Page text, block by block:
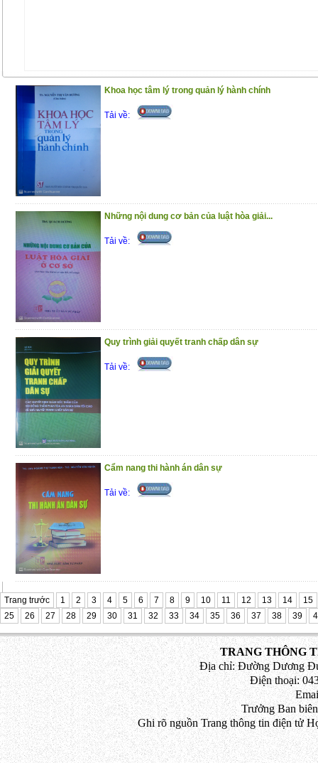
Khoa học tâm lý trong quản lý hành chính
Tải về:
Những nội dung cơ bản của luật hòa giải...
Tải về:
Quy trình giải quyết tranh chấp dân sự
Tải về:
Cẩm nang thi hành án dân sự
Tải về:
Trang trước 1 2 3 4 5 6 7 8 9 10 11 12 13 14
15
25
26 27 28 29 30 31 32 33 34 35 36 37 38 39
TRANG THÔNG
Địa chỉ: Đường Dương
Điện thoại:
Trưởng Ban
Ghi rõ nguồn Trang thông tin điện tử